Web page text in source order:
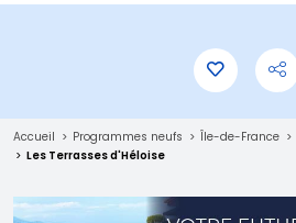
Accueil Programmes neufs Île-de-France
Les Terrasses d'Héloise